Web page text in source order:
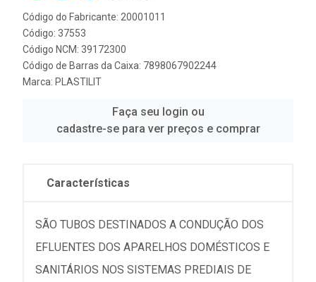
Código do Fabricante: 20001011
Código: 37553
Código NCM: 39172300
Código de Barras da Caixa: 7898067902244
Marca: PLASTILIT
Faça seu login ou
cadastre-se para ver preços e comprar
Características
SÃO TUBOS DESTINADOS A CONDUÇÃO DOS
EFLUENTES DOS APARELHOS DOMÉSTICOS E
SANITÁRIOS NOS SISTEMAS PREDIAIS DE